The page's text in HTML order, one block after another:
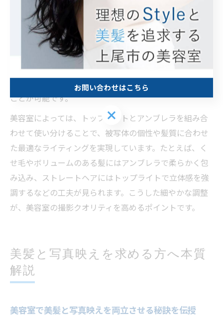
トップライトやアンブレラは、美容室のポートレート撮
影で欠かせないライティングアイテムです。トップライ
トは髪の表面に自然なハイライトを生み出し、髪質改善
後の艶やかな質感を一層際立たせます。一方、アンブレ
ラは光を柔らかく拡散し、顔や髪全体に均一な明るさを
もたらすため、ナチュラルで清潔感のある印象を与える
ことが可能です。
美容室によっては、トップライトとアンブレラを組み合
わせて使い分けることで、被写体の個性や髪質に合わせ
た最適なライティングを実現しています。たとえば、く
せ毛やボリュームのある髪にはアンブレラで柔らかく包
み込み、ストレートヘアにはトップライトで立体感を強
調するなどの工夫が見られます。こうした細やかな調整
が、美容室の撮影クオリティを高めるポイントです。
美髪と写真映えを求める方へ本質
解説
美容室で美髪と写真映えを両立させる秘訣を伝授
お問い合わせはこちら
お問い合わせはこちら